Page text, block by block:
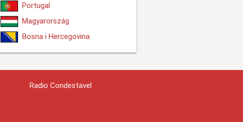
Portugal
Magyarország
Bosna i Hercegovina
Radio Condestavel